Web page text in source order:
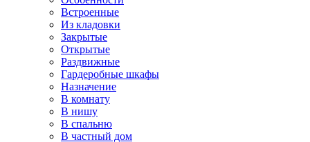
Встроенные
Из кладовки
Закрытые
Открытые
Раздвижные
Гардеробные шкафы
Назначение
В комнату
В нишу
В спальню
В частный дом